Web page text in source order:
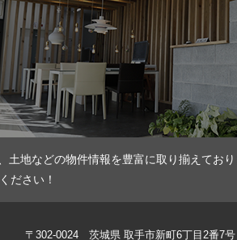
土地などの物件情報を豊富に取り揃えてお
ださい！
〒302-0024 茨城県 取手市新町6丁目2番7号